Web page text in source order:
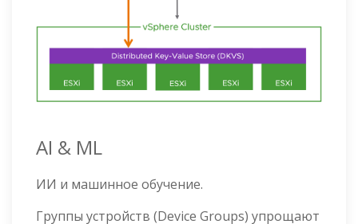
AI & ML
ИИ и машинное обучение.
Группы устройств (Device Groups) упрощают